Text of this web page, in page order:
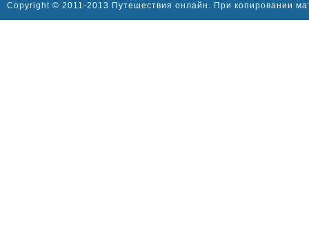
Copyright © 2011-2013 Путешествия онлайн. При копировании